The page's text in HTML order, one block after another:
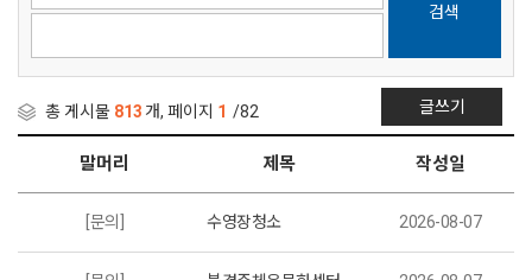
검색
총 게시물 813 개, 페이지 1 /82
말머리 제목 작성일
[문의] 수영장청소 2026-08-07
글쓰기